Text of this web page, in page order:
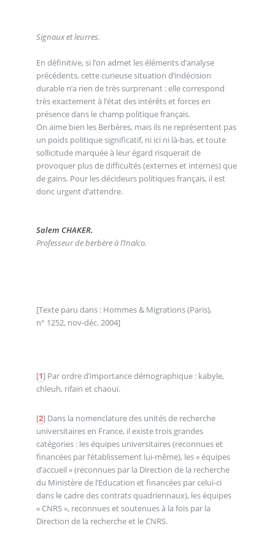
Signaux et leurres.
En définitive, si l’on admet les éléments d’analyse
précédents, cette curieuse situation d’indécision
durable n’a rien de très surprenant : elle correspond
très exactement à l’état des intérêts et forces en
présence dans le champ politique français.
On aime bien les Berbères, mais ils ne représentent pas
un poids politique significatif, ni ici ni là-bas, et toute
sollicitude marquée à leur égard risquerait de
provoquer plus de difficultés (externes et internes) que
de gains. Pour les décideurs politiques français, il est
donc urgent d’attendre.
Salem CHAKER.
Professeur de berbère à l’Inalco.
[Texte paru dans : Hommes & Migrations (Paris),
n° 1252, nov-déc. 2004]
[1] Par ordre d’importance démographique : kabyle,
chleuh, rifain et chaouï.
[2] Dans la nomenclature des unités de recherche
universitaires en France, il existe trois grandes
catégories : les équipes universitaires (reconnues et
financées par l’établissement lui-même), les « équipes
d’accueil » (reconnues par la Direction de la recherche
du Ministère de l’Education et financées par celui-ci
dans le cadre des contrats quadriennaux), les équipes
« CNRS », reconnues et soutenues à la fois par la
Direction de la recherche et le CNRS.